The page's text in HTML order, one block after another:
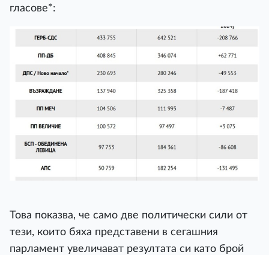
гласове*:
Това показва, че само две политически сили от
тези, които бяха представени в сегашния
парламент увеличават резултата си като брой